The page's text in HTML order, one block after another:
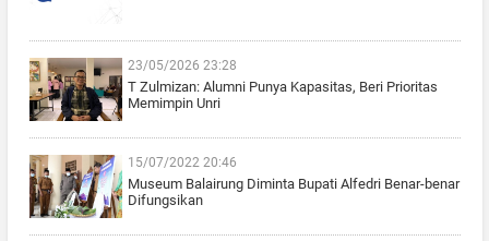
23/05/2026 23:28
T Zulmizan: Alumni Punya Kapasitas, Beri Prioritas
Memimpin Unri
15/07/2022 20:46
Museum Balairung Diminta Bupati Alfedri Benar-benar
Difungsikan